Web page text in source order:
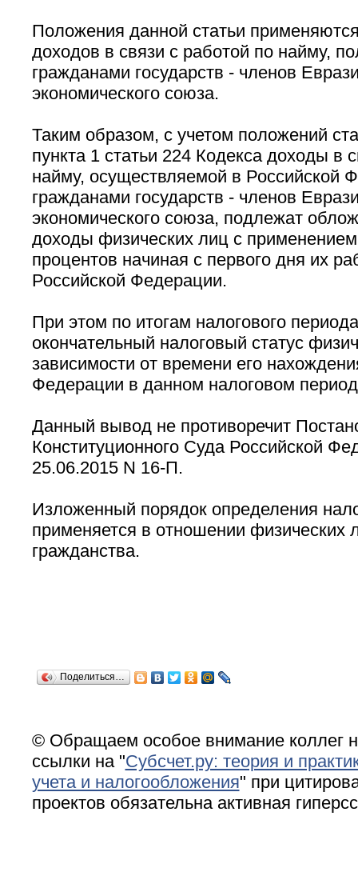
Положения данной статьи
доходов в связи с работой по найму,
гражданами государств - членов
экономического союза.
Таким образом, с учетом положений
пункта 1 статьи 224 Кодекса доходы в
найму, осуществляемой в Российской
гражданами государств - членов
экономического союза, подлежат
доходы физических лиц с применением
процентов начиная с первого дня их
Российской Федерации.
При этом по итогам налогового
окончательный налоговый статус
зависимости от времени его
Федерации в данном налоговом
Данный вывод не противоречит
Конституционного Суда Российской
25.06.2015 N 16-П.
Изложенный порядок определения
применяется в отношении физических
гражданства.
Поделиться…
© Обращаем особое внимание коллег
ссылки на "Субсчет.ру: теория и
учета и налогообложения" при
проектов обязательна активная